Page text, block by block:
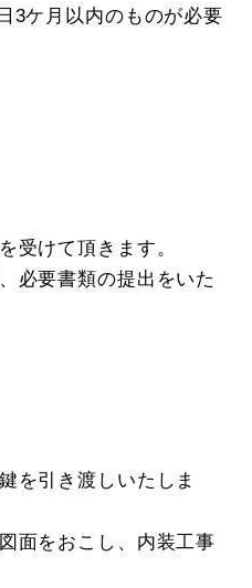
3ケ月以内のものが必要
受けて頂きます。
必要書類の提出をいた
を引き渡しいたしま
面をおこし、内装工事